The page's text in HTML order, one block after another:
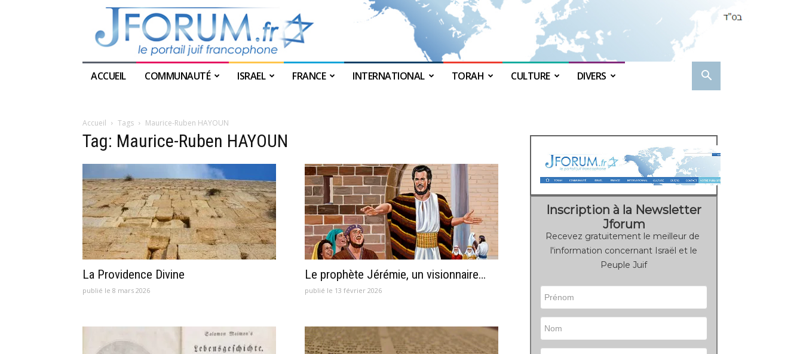
ACCUEIL COMMUNAUTÉ ISRAEL FRANCE INTERNATIONAL TORAH CULTURE DIVERS
Accueil Tags Maurice-Ruben HAYOUN
Tag: Maurice-Ruben HAYOUN
La Providence Divine
publié le 8 mars 2026
Le prophète Jérémie, un visionnaire…
publié le 13 février 2026
Inscription à la Newsletter
Jforum
Recevez gratuitement le meilleur de
l'information concernant Israël et le
Peuple Juif